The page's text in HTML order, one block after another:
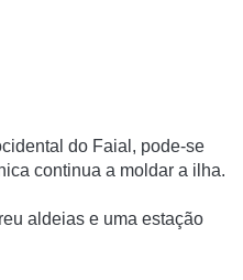
do Faial, pode-se
continua a moldar a ilha.
aldeias e uma estação